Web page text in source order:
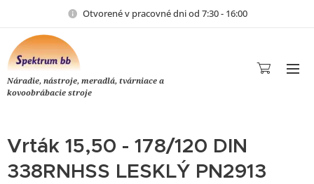
Otvorené v pracovné dni od 7:30 - 16:00
Náradie, nástroje, meradlá, tvárniace a
kovoobrábacie stroje
Vrták 15,50 - 178/120 DIN
338RNHSS LESKLÝ PN2913